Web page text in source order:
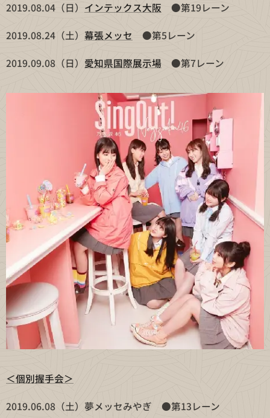
2019.08.04（日） インテックス大阪 ●第19レーン
2019.08.24（土） 幕張メッセ ●第5レーン
2019.09.08（日） 愛知県国際展示場 ●第7レーン
＜個別握手会＞
2019.06.08（土）夢メッセみやぎ ●第13レーン